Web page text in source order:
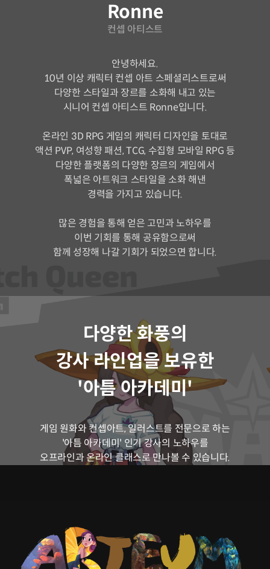
Ronne
컨셉 아티스트
안녕하세요.
10년 이상 캐릭터 컨셉 아트 스페셜리스트로써
다양한 스타일과 장르를 소화해 내고 있는
시니어 컨셉 아티스트 Ronne입니다.
온라인 3D RPG 게임의 캐릭터 디자인을 토대로
액션 PVP, 여성향 패션, TCG, 수집형 모바일 RPG 등
다양한 플랫폼의 다양한 장르의 게임에서
폭넓은 아트워크 스타일을 소화 해낸
경력을 가지고 있습니다.
많은 경험을 통해 얻은 고민과 노하우를
이번 기회를 통해 공유함으로써
함께 성장해 나갈 기회가 되었으면 합니다.
다양한 화풍의
강사 라인업을 보유한
'아틈 아카데미'
게임 원화와 컨셉아트, 일러스트를 전문으로 하는
'아틈 아카데미' 인기 강사의 노하우를
오프라인과 온라인 클래스로 만나볼 수 있습니다.